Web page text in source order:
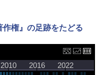
作権』の足跡をたどる